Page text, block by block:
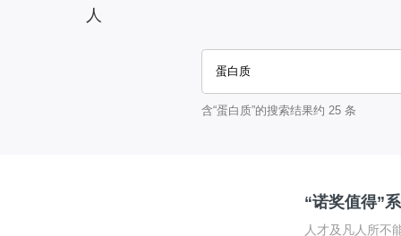
人
含“蛋白质”的搜索结果约 25 条
“诺奖值得”
人才及凡人所不